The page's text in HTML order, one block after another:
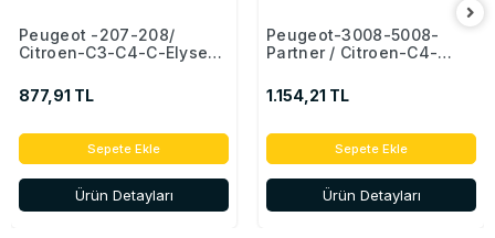
Peugeot -207-208/
Citroen-C3-C4-C-Elysee
Zafira-Vivaro Radyatör Ek
Deposu ( Kapakli )
877,91 TL
Sepete Ekle
Ürün Detayları
Peugeot-3008-5008-
Partner / Citroen-C4-
Deposu ( Kapakli ) Eski
Model 1323.X6
1.154,21 TL
Sepete Ekle
Ürün Detayları